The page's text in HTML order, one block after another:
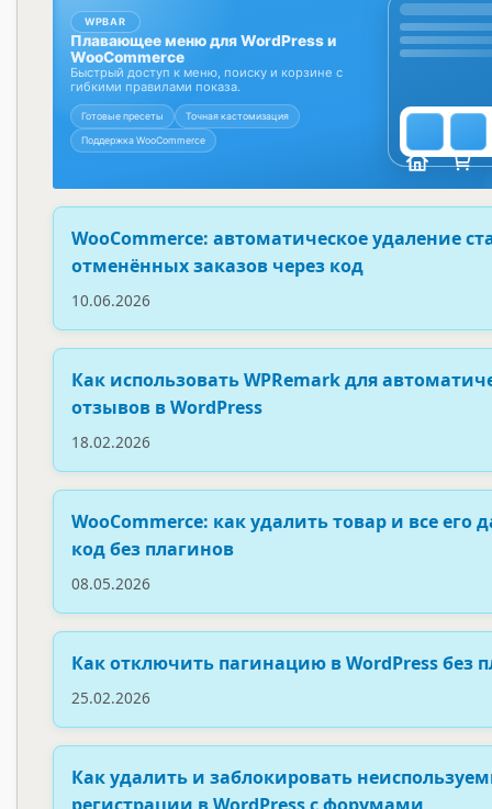
WooCommerce: автоматическое удаление
отменённых заказов через код
10.06.2026
Как использовать WPRemark для
отзывов в WordPress
18.02.2026
WooCommerce: как удалить товар и все его
код без плагинов
08.05.2026
Как отключить пагинацию в WordPress без
25.02.2026
Как удалить и заблокировать